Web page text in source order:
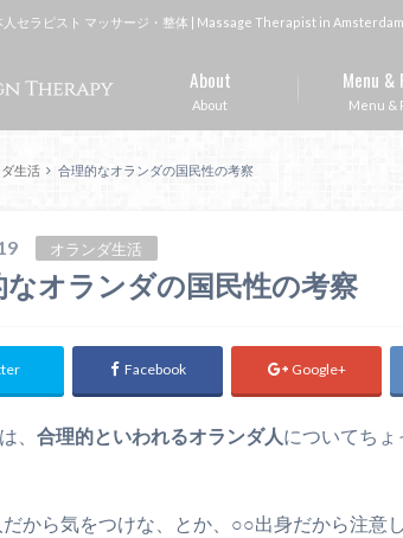
人セラピスト マッサージ・整体 | Massage Therapist in Amsterdam
About
About
Menu &
Menu &
生活 合理的なオランダの国民性の考察
オランダ生活
なオランダの国民性の考察
Facebook Google+
、 合理的といわれるオランダ人についてちょ
から気をつけな、とか、○○出身だから注意